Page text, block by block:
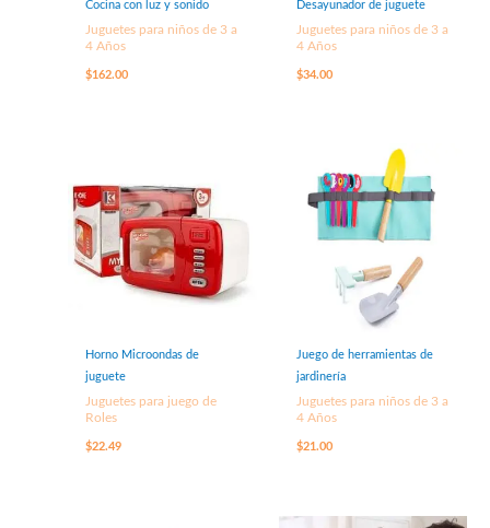
Cocina con luz y sonido
Juguetes para niños de 3 a
4 Años
$162.00
Desayunador de juguete
Juguetes para niños de 3 a
4 Años
$34.00
Horno Microondas de
juguete
Juguetes para juego de
Roles
$22.49
Juego de herramientas de
jardinería
Juguetes para niños de 3 a
4 Años
$21.00